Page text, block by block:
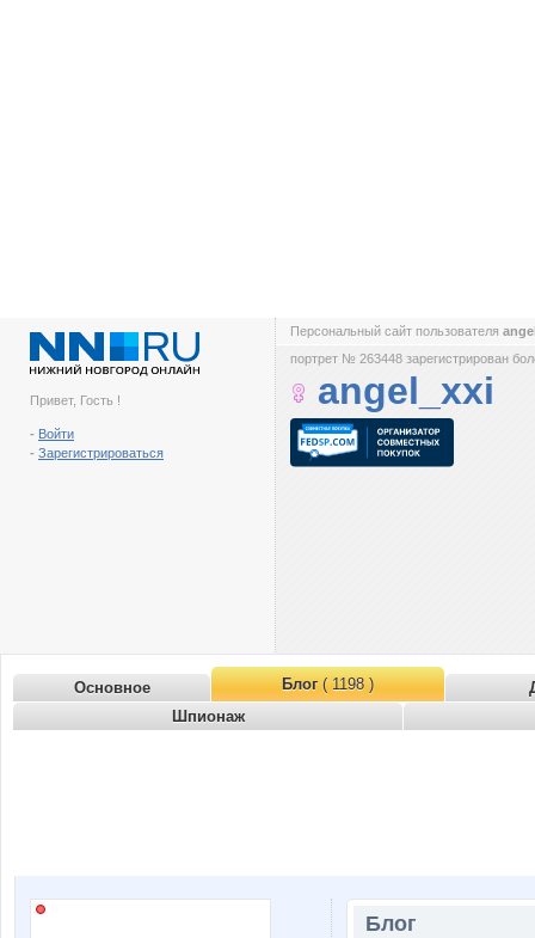
Привет, Гость !
- Войти
- Зарегистрироваться
Персональный сайт пользователя
портрет № 263448 зарегистрирован
angel_xxi
Основное Блог( 1198 )
Шпионаж
Блог